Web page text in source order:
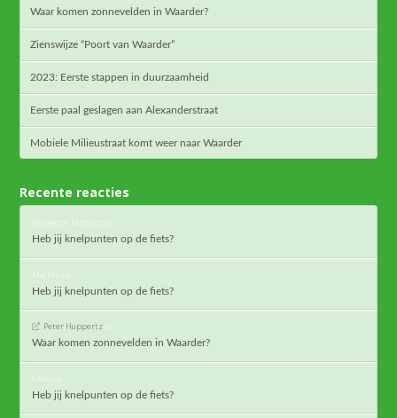
Waar komen zonnevelden in Waarder?
Zienswijze “Poort van Waarder”
2023: Eerste stappen in duurzaamheid
Eerste paal geslagen aan Alexanderstraat
Mobiele Milieustraat komt weer naar Waarder
Recente reacties
Kroneman Marten op
Heb jij knelpunten op de fiets?
Marten op
Heb jij knelpunten op de fiets?
Peter Huppertzop
Waar komen zonnevelden in Waarder?
S.Bos op
Heb jij knelpunten op de fiets?